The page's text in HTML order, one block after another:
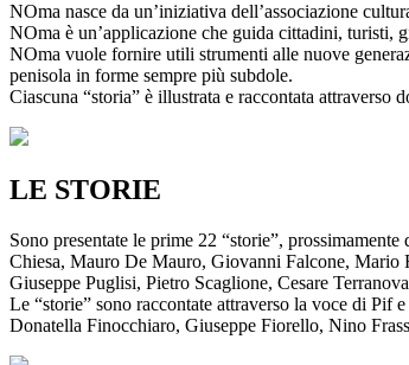
NOma nasce da un’iniziativa dell’associazione
NOma è un’applicazione che guida cittadini, turisti,
NOma vuole fornire utili strumenti alle nuove
penisola in forme sempre più subdole.
Ciascuna “storia” è illustrata e raccontata
LE STORIE
Sono presentate le prime 22 “storie”,
Chiesa, Mauro De Mauro, Giovanni Falcone, Mario
Giuseppe Puglisi, Pietro Scaglione, Cesare
Le “storie” sono raccontate attraverso la voce di
Donatella Finocchiaro, Giuseppe Fiorello, Nino